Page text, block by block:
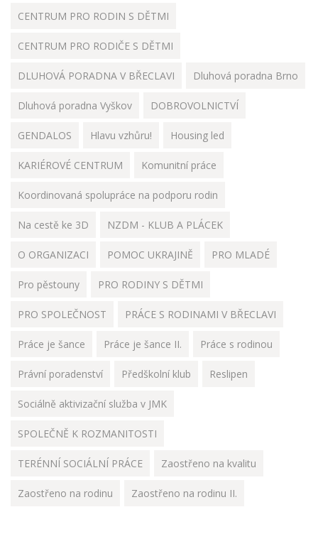
CENTRUM PRO RODIN S DĚTMI
CENTRUM PRO RODIČE S DĚTMI
DLUHOVÁ PORADNA V BŘECLAVI Dluhová poradna Brno
Dluhová poradna Vyškov DOBROVOLNICTVÍ
GENDALOS Hlavu vzhůru! Housing led
KARIÉROVÉ CENTRUM Komunitní práce
Koordinovaná spolupráce na podporu rodin
Na cestě ke 3D NZDM - KLUB A PLÁCEK
O ORGANIZACI POMOC UKRAJINĚ PRO MLADÉ
Pro pěstouny PRO RODINY S DĚTMI
PRO SPOLEČNOST PRÁCE S RODINAMI V BŘECLAVI
Práce je šance Práce je šance II. Práce s rodinou
Právní poradenství Předškolní klub Reslipen
Sociálně aktivizační služba v JMK
SPOLEČNĚ K ROZMANITOSTI
TERÉNNÍ SOCIÁLNÍ PRÁCE Zaostřeno na kvalitu
Zaostřeno na rodinu Zaostřeno na rodinu II.